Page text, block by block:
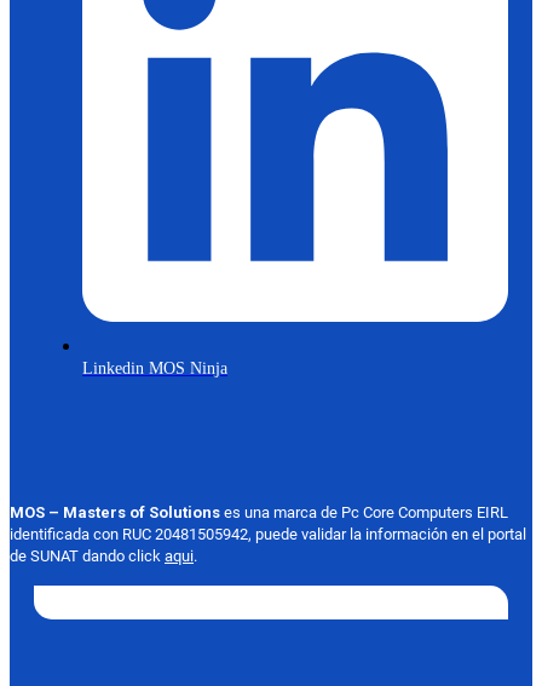
Linkedin MOS Ninja
MOS – Masters of Solutions es una marca de Pc Core Computers EIRL
identificada con RUC 20481505942, puede validar la información en el portal
de SUNAT dando click aqui.